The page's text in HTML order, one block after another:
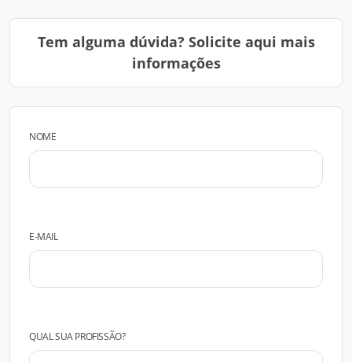
Tem alguma dúvida? Solicite aqui mais
informações
NOME
E-MAIL
QUAL SUA PROFISSÃO?